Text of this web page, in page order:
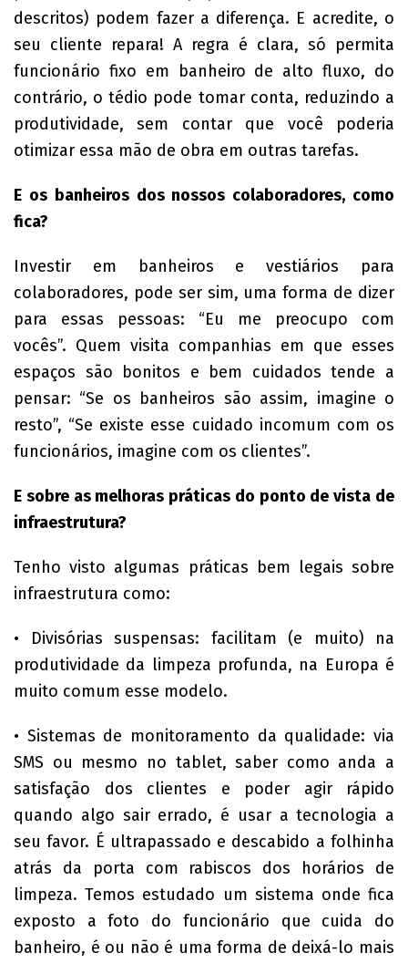
descritos) podem fazer a diferença. E acredite, o
seu cliente repara! A regra é clara, só permita
funcionário fixo em banheiro de alto fluxo, do
contrário, o tédio pode tomar conta, reduzindo a
produtividade, sem contar que você poderia
otimizar essa mão de obra em outras tarefas.
E os banheiros dos nossos colaboradores, como
fica?
Investir em banheiros e vestiários para
colaboradores, pode ser sim, uma forma de dizer
para essas pessoas: “Eu me preocupo com
vocês”. Quem visita companhias em que esses
espaços são bonitos e bem cuidados tende a
pensar: “Se os banheiros são assim, imagine o
resto”, “Se existe esse cuidado incomum com os
funcionários, imagine com os clientes”.
E sobre as melhoras práticas do ponto de vista de
infraestrutura?
Tenho visto algumas práticas bem legais sobre
infraestrutura como:
• Divisórias suspensas: facilitam (e muito) na
produtividade da limpeza profunda, na Europa é
muito comum esse modelo.
• Sistemas de monitoramento da qualidade: via
SMS ou mesmo no tablet, saber como anda a
satisfação dos clientes e poder agir rápido
quando algo sair errado, é usar a tecnologia a
seu favor. É ultrapassado e descabido a folhinha
atrás da porta com rabiscos dos horários de
limpeza. Temos estudado um sistema onde fica
exposto a foto do funcionário que cuida do
banheiro, é ou não é uma forma de deixá-lo mais